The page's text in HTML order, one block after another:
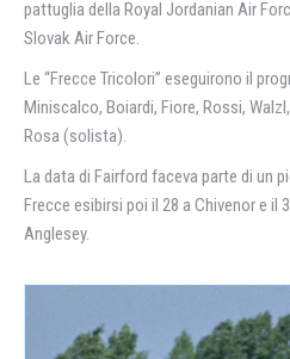
pattuglia della Royal Jordanian Air
Slovak Air Force.
Le “Frecce Tricolori” eseguirono il
Miniscalco, Boiardi, Fiore, Rossi,
Rosa (solista).
La data di Fairford faceva parte di un
Frecce esibirsi poi il 28 a Chivenor e il
Anglesey.